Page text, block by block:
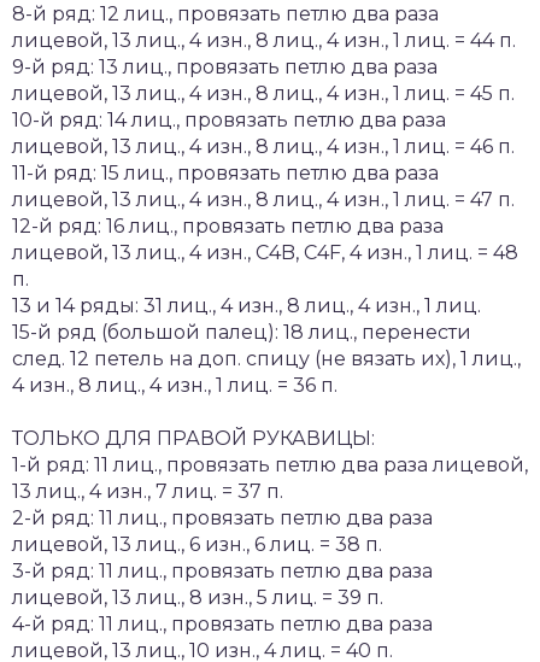
8-й ряд: 12 лиц., провязать петлю два раза
лицевой, 13 лиц., 4 изн., 8 лиц., 4 изн., 1 лиц. = 44 п.
9-й ряд: 13 лиц., провязать петлю два раза
лицевой, 13 лиц., 4 изн., 8 лиц., 4 изн., 1 лиц. = 45 п.
10-й ряд: 14 лиц., провязать петлю два раза
лицевой, 13 лиц., 4 изн., 8 лиц., 4 изн., 1 лиц. = 46 п.
11-й ряд: 15 лиц., провязать петлю два раза
лицевой, 13 лиц., 4 изн., 8 лиц., 4 изн., 1 лиц. = 47 п.
12-й ряд: 16 лиц., провязать петлю два раза
лицевой, 13 лиц., 4 изн., C4B, C4F, 4 изн., 1 лиц. = 48
п.
13 и 14 ряды: 31 лиц., 4 изн., 8 лиц., 4 изн., 1 лиц.
15-й ряд (большой палец): 18 лиц., перенести
след. 12 петель на доп. спицу (не вязать их), 1 лиц.,
4 изн., 8 лиц., 4 изн., 1 лиц. = 36 п.
ТОЛЬКО ДЛЯ ПРАВОЙ РУКАВИЦЫ:
1-й ряд: 11 лиц., провязать петлю два раза лицевой,
13 лиц., 4 изн., 7 лиц. = 37 п.
2-й ряд: 11 лиц., провязать петлю два раза
лицевой, 13 лиц., 6 изн., 6 лиц. = 38 п.
3-й ряд: 11 лиц., провязать петлю два раза
лицевой, 13 лиц., 8 изн., 5 лиц. = 39 п.
4-й ряд: 11 лиц., провязать петлю два раза
лицевой, 13 лиц., 10 изн., 4 лиц. = 40 п.